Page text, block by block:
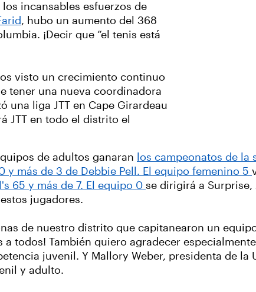
incansables esfuerzos de
, hubo un aumento del 368
¡Decir que “el tenis está
visto un crecimiento continuo
tener una nueva coordinadora
una liga JTT en Cape Girardeau
JTT en todo el distrito el
de adultos ganaran los campeonatos de la
y más de 3 de Debbie Pell. El equipo femenino 5
65 y más de 7. El equipo 0 se dirigirá a Surprise,
jugadores.
de nuestro distrito que capitanearon un
todos! También quiero agradecer
juvenil. Y Mallory Weber, presidenta de la
y adulto.